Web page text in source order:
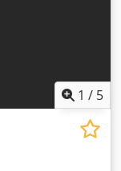
1 / 5